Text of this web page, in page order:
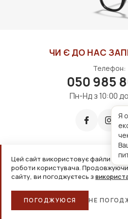
Головна Каталог
Цей сайт використовує файли
роботи користувача.
сайту, ви погоджуєтесь з
ПОГОДЖУЮСЯ НЕ
ЧИ Є ДО НАС
Телефон:
050 985
Пн-Нд з 10:00
2026, ТОВ «Дім оптики»
Приймаємо до
Я